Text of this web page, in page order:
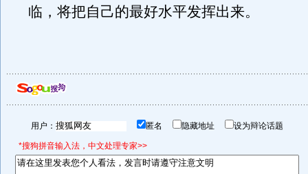
临，将把自己的最好水平发挥出来。
用户： 匿名 隐藏地址 设为辩论话题
*搜狗拼音输入法，中文处理专家>>